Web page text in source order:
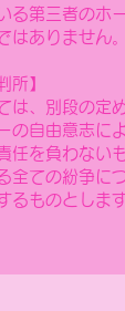
る第三者のホ
はありません
所】
は、別段の定
の自由意志に
任を負わない
全ての紛争に
るものとします